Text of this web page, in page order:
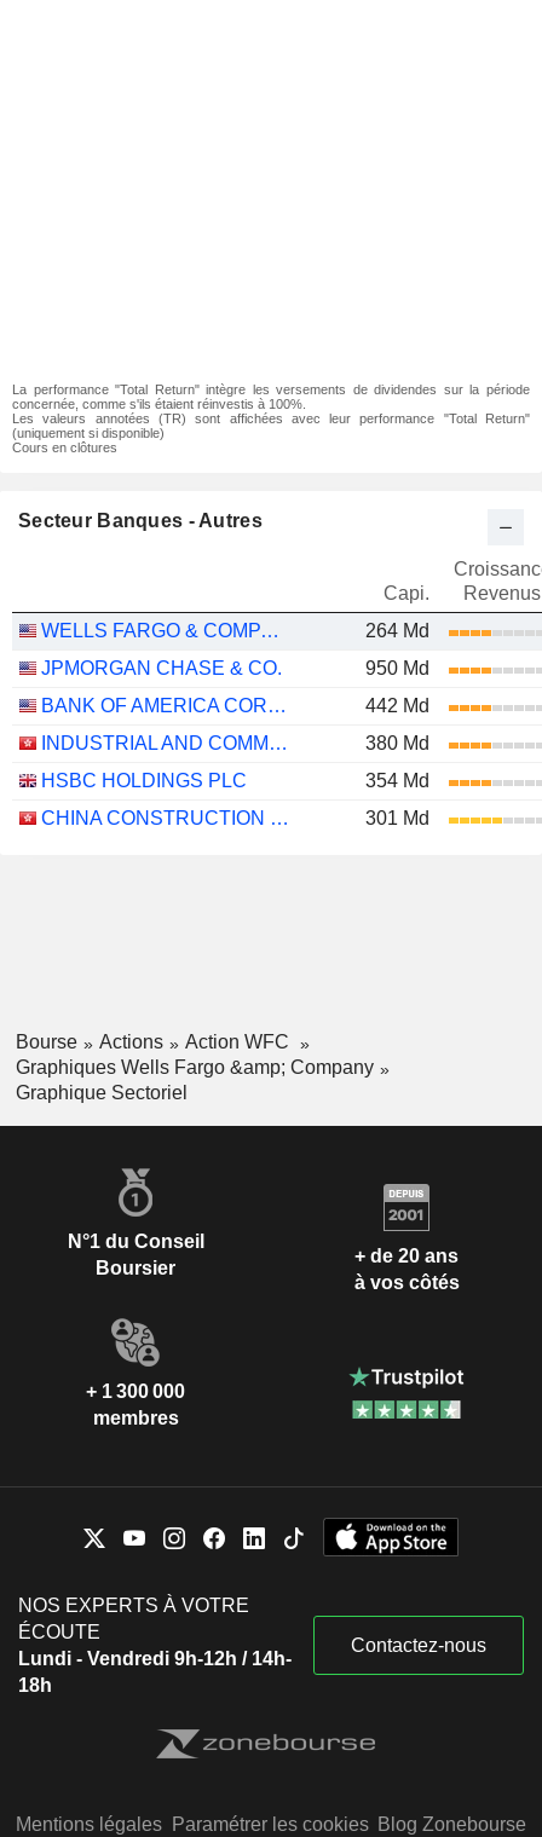
La performance "Total Return" intègre les versements de dividendes sur la période
concernée, comme s'ils étaient réinvestis à 100%.
Les valeurs annotées (TR) sont affichées avec leur performance "Total Return"
(uniquement si disponible)
Cours en clôtures
Secteur Banques - Autres
Capi.
Revenus
WELLS FARGO & COMPANY
264 Md
JPMORGAN CHASE & CO.
950 Md
BANK OF AMERICA CORPORATION
442 Md
INDUSTRIAL AND COMMERCIAL BANK OF CHINA LIMITED
380 Md
HSBC HOLDINGS PLC
354 Md
CHINA CONSTRUCTION BANK CORPORATION
301 Md
Bourse Actions
Action WFC
Graphiques Wells Fargo &amp; Company
Graphique Sectoriel
N°1 du Conseil
Boursier
+ de 20 ans
à vos côtés
+ 1 300 000
membres
NOS EXPERTS À VOTRE
ÉCOUTE
Lundi - Vendredi 9h-12h / 14h-
18h
Contactez-nous
Mentions légales Paramétrer les cookies Blog Zonebourse